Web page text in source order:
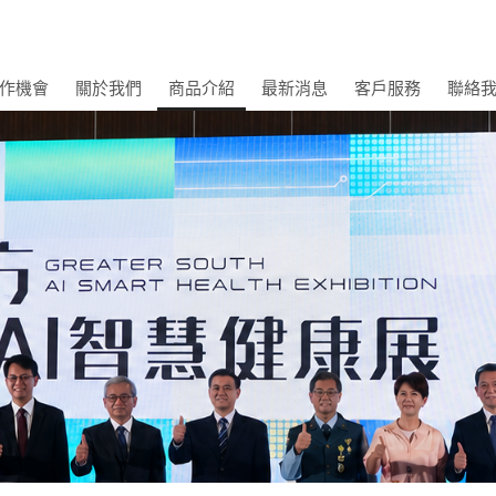
機會 關於我們 商品介紹 最新消息 客戶服務 聯絡